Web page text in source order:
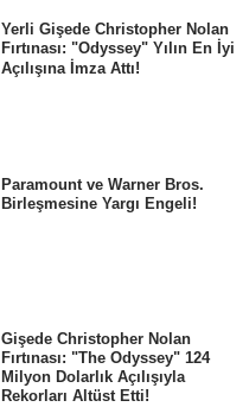
Yerli Gişede Christopher Nolan
Fırtınası: "Odyssey" Yılın En İyi
Açılışına İmza Attı!
Paramount ve Warner Bros.
Birleşmesine Yargı Engeli!
Gişede Christopher Nolan
Fırtınası: "The Odyssey" 124
Milyon Dolarlık Açılışıyla
Rekorları Altüst Etti!